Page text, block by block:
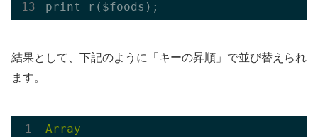
結果として、下記のように「キーの昇順」で並び替えられ
ます。
Array